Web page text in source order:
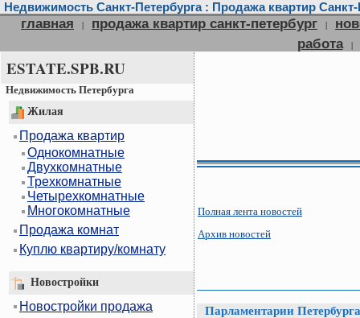
Недвижимость Санкт-Петербурга : Продажа квартир
главная | продажа квартир санкт-петербург |
работа
|
ESTATE.SPB.RU
Недвижимость Петербурга
Жилая
Продажа квартир
Однокомнатные
Двухкомнатные
Трехкомнатные
Четырехкомнатные
Многокомнатные
Продажа комнат
Куплю квартиру/комнату
Новостройки
Новостройки продажа
Полная лента новостей
Архив новостей
Парламентарии